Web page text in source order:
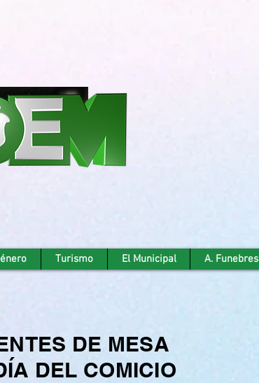
DE MESA
DEL COMICIO
Turismo El Municipal A. Funebres